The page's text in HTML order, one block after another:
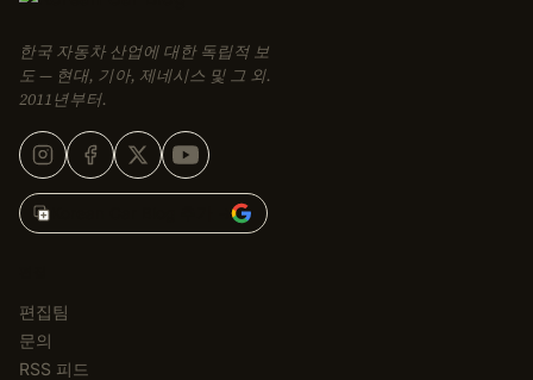
한국 자동차 산업에 대한 독립적 보
도 — 현대, 기아, 제네시스 및 그 외.
2011년부터.
Korean Car Blog 추가 →
편집팀
문의
RSS 피드